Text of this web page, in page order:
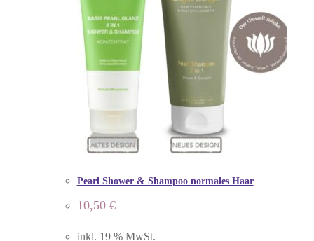
Pearl Shower & Shampoo normales Haar
10,50 €
inkl. 19 % MwSt.